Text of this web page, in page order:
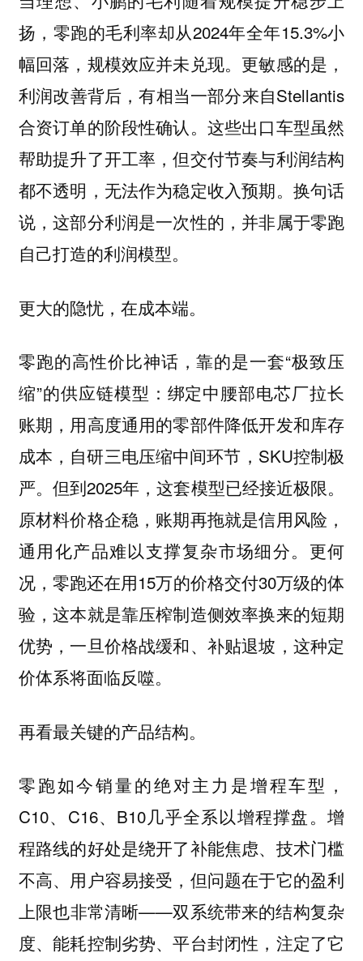
扬，零跑的毛利率却从2024年全年15.3%小
幅回落，规模效应并未兑现。更敏感的是，
利润改善背后，有相当一部分来自Stellantis
合资订单的阶段性确认。这些出口车型虽然
帮助提升了开工率，但交付节奏与利润结构
都不透明，无法作为稳定收入预期。换句话
说，这部分利润是一次性的，并非属于零跑
自己打造的利润模型。
更大的隐忧，在成本端。
零跑的高性价比神话，靠的是一套“极致压
缩”的供应链模型：绑定中腰部电芯厂拉长
账期，用高度通用的零部件降低开发和库存
成本，自研三电压缩中间环节，SKU控制极
严。但到2025年，这套模型已经接近极限。
原材料价格企稳，账期再拖就是信用风险，
通用化产品难以支撑复杂市场细分。更何
况，零跑还在用15万的价格交付30万级的体
验，这本就是靠压榨制造侧效率换来的短期
优势，一旦价格战缓和、补贴退坡，这种定
价体系将面临反噬。
再看最关键的产品结构。
零跑如今销量的绝对主力是增程车型，
C10、C16、B10几乎全系以增程撑盘。增
程路线的好处是绕开了补能焦虑、技术门槛
不高、用户容易接受，但问题在于它的盈利
上限也非常清晰——双系统带来的结构复杂
度、能耗控制劣势、平台封闭性，注定了它